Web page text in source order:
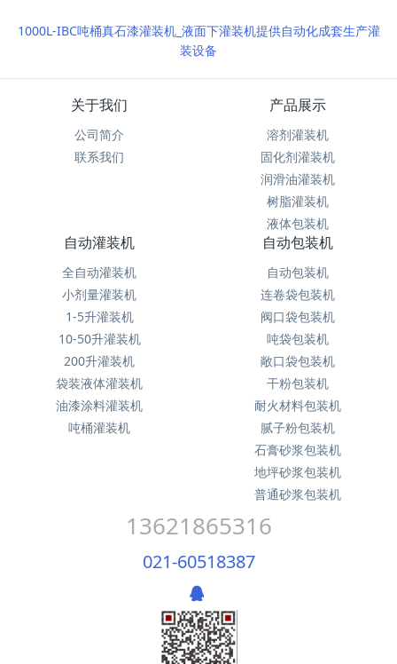
1000L-IBC吨桶真石漆灌装机_液面下灌装机提供自动化成套生产灌
装设备
关于我们
公司简介
联系我们
产品展示
溶剂灌装机
固化剂灌装机
润滑油灌装机
树脂灌装机
液体包装机
自动灌装机
全自动灌装机
小剂量灌装机
1-5升灌装机
10-50升灌装机
200升灌装机
袋装液体灌装机
油漆涂料灌装机
吨桶灌装机
自动包装机
自动包装机
连卷袋包装机
阀口袋包装机
吨袋包装机
敞口袋包装机
干粉包装机
耐火材料包装机
腻子粉包装机
石膏砂浆包装机
地坪砂浆包装机
普通砂浆包装机
13621865316
021-60518387